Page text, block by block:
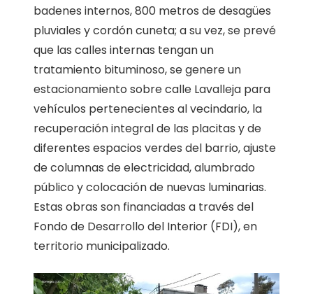
badenes internos, 800 metros de desagües
pluviales y cordón cuneta; a su vez, se prevé
que las calles internas tengan un
tratamiento bituminoso, se genere un
estacionamiento sobre calle Lavalleja para
vehículos pertenecientes al vecindario, la
recuperación integral de las placitas y de
diferentes espacios verdes del barrio, ajuste
de columnas de electricidad, alumbrado
público y colocación de nuevas luminarias.
Estas obras son financiadas a través del
Fondo de Desarrollo del Interior (FDI), en
territorio municipalizado.